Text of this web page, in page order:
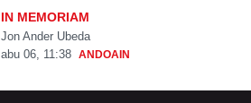
IN MEMORIAM
Jon Ander Ubeda
abu 06, 11:38 ANDOAIN